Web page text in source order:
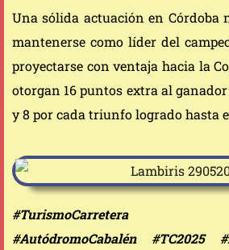
Una sólida actuación en Córdoba
mantenerse como líder del
proyectarse con ventaja hacia la
otorgan 16 puntos extra al
y 8 por cada triunfo logrado
#TurismoCarretera
#AutódromoCabalén #TC2025